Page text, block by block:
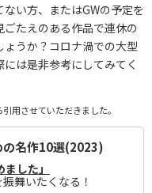
い方、またはGWの予定を
たえのある作品で連休の
うか？コロナ渦での大型
は是非参考にしてみてく
用させていただきました。
の名作10選(2023)
した」
舞いたくなる！